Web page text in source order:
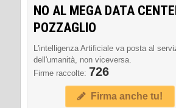
NO AL MEGA DATA
POZZAGLIO
L'intelligenza Artificiale va posta al
dell'umanità, non viceversa.
Firme raccolte: 726
Firma anche tu!